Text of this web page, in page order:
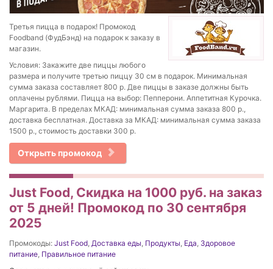
Третья пицца в подарок! Промокод
Foodband (ФудБэнд) на подарок к заказу в
магазин.
Условия: Закажите две пиццы любого
размера и получите третью пиццу 30 см в подарок. Минимальная
сумма заказа составляет 800 р. Две пиццы в заказе должны быть
оплачены рублями. Пицца на выбор: Пепперони. Аппетитная Курочка.
Маргарита. В пределах МКАД: минимальная сумма заказа 800 р.,
доставка бесплатная. Доставка за МКАД: минимальная сумма заказа
1500 р., стоимость доставки 300 р.
Открыть промокод
Just Food, Скидка на 1000 руб. на заказ
от 5 дней! Промокод по 30 сентября
2025
Промокоды: Just Food Доставка еды Продукты Еда Здоровое
питание Правильное питание